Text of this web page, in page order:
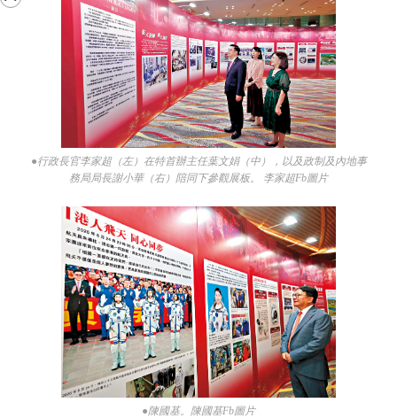
●行政長官李家超（左）在特首辦主任葉文娟（中），以及政制及內地事
務局局長謝小華（右）陪同下參觀展板。 李家超Fb圖片
●陳國基。陳國基Fb圖片